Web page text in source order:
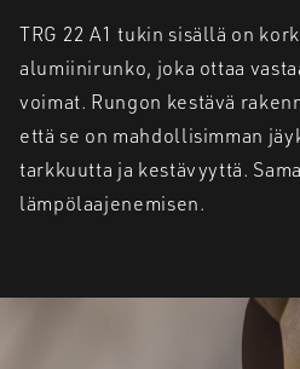
TRG 22 A1 tukin sisällä on
alumiinirunko, joka ottaa
voimat. Rungon kestävä
että se on mahdollisimman
tarkkuutta ja kestävyyttä.
lämpölaajenemisen.